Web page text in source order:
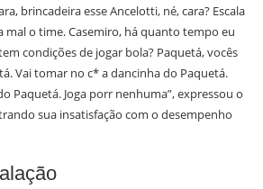
brincadeira esse Ancelotti, né, cara? Escala
mal o time. Casemiro, há quanto tempo eu
condições de jogar bola? Paquetá, vocês
Vai tomar no c* a dancinha do Paquetá.
Paquetá. Joga porr nenhuma”, expressou o
sua insatisfação com o desempenho